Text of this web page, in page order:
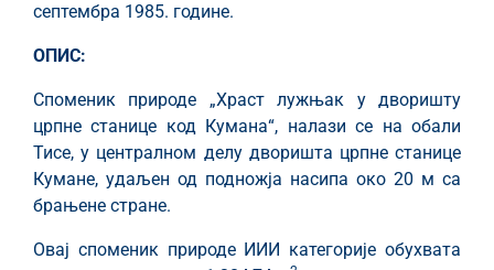
септембра 1985. године.
ОПИС:
Споменик природе „Храст лужњак у дворишту
црпне станице код Кумана“, налази се на обали
Тисе, у централном делу дворишта црпне станице
Кумане, удаљен од подножја насипа око 20 м са
брањене стране.
Овај споменик природе ИИИ категорије обухвата